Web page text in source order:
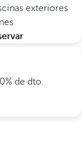
exteriores
de dto.